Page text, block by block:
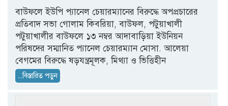
বাউফলে ইউপি প্যানেল চেয়ারম্যানের বিরুদ্ধে অপপ্রচারের
প্রতিবাদ সভা গোলাম কিবরিয়া, বাউফল, পটুয়াখালী
পটুয়াখালীর বাউফলে ১৩ নম্বর আদাবাড়িয়া ইউনিয়ন
পরিষদের সম্মানিত প্যানেল চেয়ারম্যান মোসা. আলেয়া
বেগমের বিরুদ্ধে ষড়যন্ত্রমূলক, মিথ্যা ও ভিত্তিহীন
...বিস্তারিত পড়ুন